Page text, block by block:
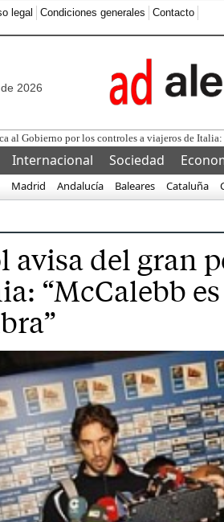
legal Condiciones generales Contacto
2026
Internacional Sociedad
Madrid Andalucía Baleares Cataluña
avisa del gran
“McCalebb